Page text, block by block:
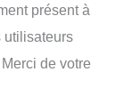
présent à
utilisateurs
de votre